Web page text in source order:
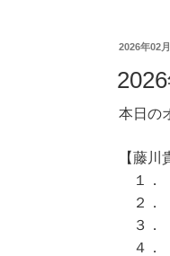
2026年02
本日の
【藤
１．
２．
３．
４．